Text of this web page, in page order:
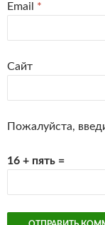
Email *
Сайт
Пожалуйста,
16 + пять =